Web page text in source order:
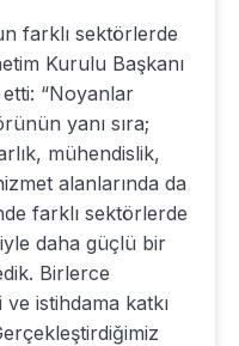
farklı sektörlerde
Kurulu Başkanı
“Noyanlar
yanı sıra;
mühendislik,
alanlarında da
farklı sektörlerde
daha güçlü bir
Birlerce
ve istihdama katkı